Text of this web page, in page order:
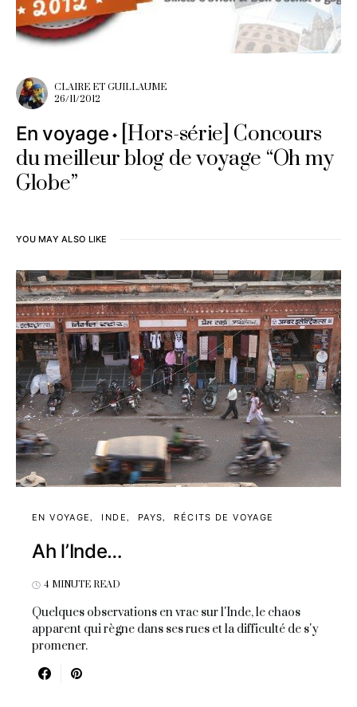
CLAIRE ET GUILLAUME
26/11/2012
En voyage
[Hors-série] Concours
du meilleur blog de voyage “Oh my
Globe”
YOU MAY ALSO LIKE
EN VOYAGE INDE PAYS RÉCITS DE VOYAGE
Ah l’Inde…
4 MINUTE READ
Quelques observations en vrac sur l'Inde, le chaos
apparent qui règne dans ses rues et la difficulté de s'y
promener.